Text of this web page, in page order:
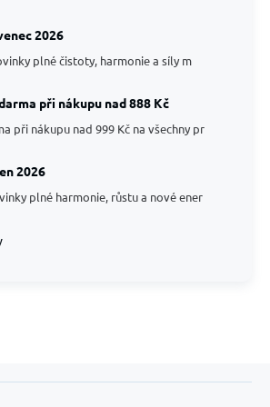
2026
plné čistoty, harmonie a síly m
při nákupu nad 888 Kč
při nákupu nad 999 Kč na všechny pr
2026
plné harmonie, růstu a nové ener